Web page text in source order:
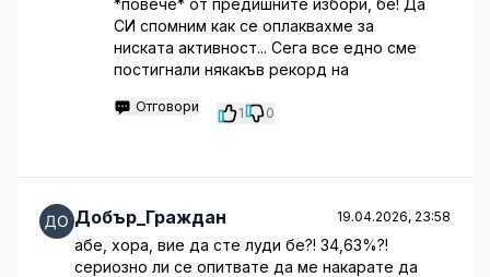
*повече* от предишните избори, бе! Да
СИ спомним как се оплаквахме за
ниската активност... Сега все едно сме
постигнали някакъв рекорд на
Отговори 1 0
Добър_Граждан 19.04.2026, 23:58
абе, хора, вие да сте луди бе?! 34,63%?!
сериозно ли се опитвате да ме накарате да